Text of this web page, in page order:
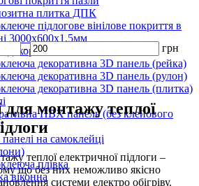
плитка ДПК
підлогове вінілове покриття в
3000х600х1,5мм
декоративні 3D панелі
декоративна 3D панель (рейка)
декоративна 3D панель (рулон)
декоративна 3D панель (плитка)
ПВХ панель (без клейового
на самоклейці
плівка
віконна
-
грн
монтажу теплої
теплої електричної підлоги –
що без них неможливо якісно
системи електро обігріву.